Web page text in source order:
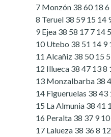
7 Monzón 38 60 18
8 Teruel 38 59 15 14
9 Ejea 38 58 17 7 14
10 Utebo 38 51 14 9
11 Alcañiz 38 50 15
12 Illueca 38 47 13 8
13 Monzalbarba 38
14 Figueruelas 38 43
15 La Almunia 38 41
16 Peralta 38 37 9
17 Lalueza 38 36 8